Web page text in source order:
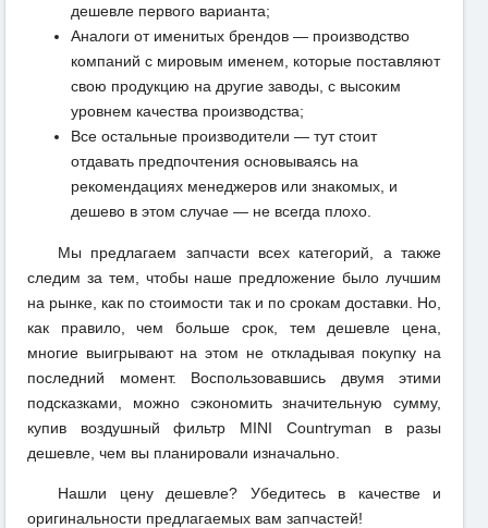
дешевле первого варианта;
Аналоги от именитых брендов — производство
компаний с мировым именем, которые поставляют
свою продукцию на другие заводы, с высоким
уровнем качества производства;
Все остальные производители — тут стоит
отдавать предпочтения основываясь на
рекомендациях менеджеров или знакомых, и
дешево в этом случае — не всегда плохо.
Мы предлагаем запчасти всех категорий, а также
следим за тем, чтобы наше предложение было лучшим
на рынке, как по стоимости так и по срокам доставки. Но,
как правило, чем больше срок, тем дешевле цена,
многие выигрывают на этом не откладывая покупку на
последний момент. Воспользовавшись двумя этими
подсказками, можно сэкономить значительную сумму,
купив воздушный фильтр MINI Countryman в разы
дешевле, чем вы планировали изначально.
Нашли цену дешевле? Убедитесь в качестве и
оригинальности предлагаемых вам запчастей!